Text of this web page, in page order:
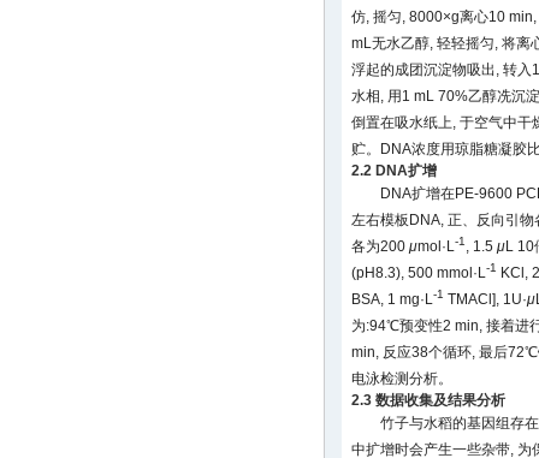
仿, 摇匀, 8000×g离心10
mL无水乙醇, 轻轻摇匀, 将离
浮起的成团沉淀物吸出, 转
水相, 用1 mL 70%乙醇冼沉
倒置在吸水纸上, 于空气中
贮。DNA浓度用琼脂糖凝胶
2.2 DNA扩增
DNA扩增在PE-9600
左右模板DNA, 正、反向引物
各为200 μmol·L-1 , 1.5 μL
(pH8.3), 500 mmol·L-1
KCl,
BSA, 1 mg·L-1 TMACl], 1U·μ
为:94℃预变性2 min, 接着
min, 反应38个循环, 最后
电泳检测分析。
2.3 数据收集及结果分析
竹子与水稻的基因组存
中扩增时会产生一些杂带, 为